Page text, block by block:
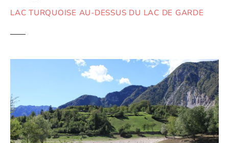
LAC TURQUOISE AU-DESSUS DU LAC DE GARDE